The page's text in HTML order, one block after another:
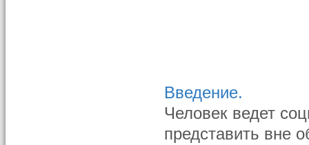
Введение.
Человек ведет
представить вне